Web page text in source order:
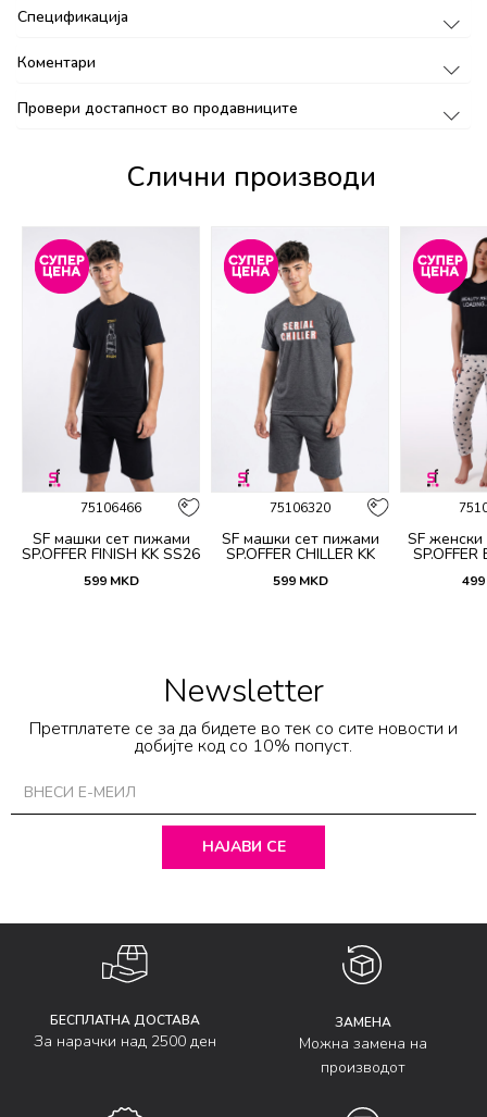
Спецификација
Коментари
Провери достапност во продавниците
Слични производи
75106466
SF машки сет пижами
SP.OFFER FINISH KK SS26
599 MKD
75106320
SF машки сет пижами
SP.OFFER CHILLER KK
599 MKD
SF
499
Newsletter
Претплатете се за да бидете во тек со сите новости и
добијте код со 10% попуст.
НАЈАВИ СЕ
БЕСПЛАТНА ДОСТАВА
За нарачки над 2500 ден
ЗАМЕНА
Можна замена на
производот